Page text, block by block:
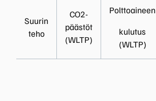
Suurin
teho
CO2-
päästöt
(WLTP)
Polttoaineen
kulutus
(WLTP)